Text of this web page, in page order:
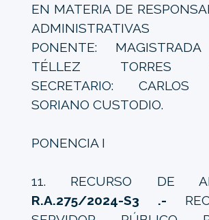
EN MATERIA DE
ADMINISTRATIVAS
PONENTE:
TÉLLEZ TORRES
SECRETARIO: CARLOS
SORIANO CUSTODIO.
PONENCIA I
11. RECURSO DE
R.A.275/2024-S3 .-